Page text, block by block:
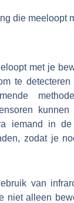
die meeloopt
met je
te
iemand in
zodat je
van
niet alleen